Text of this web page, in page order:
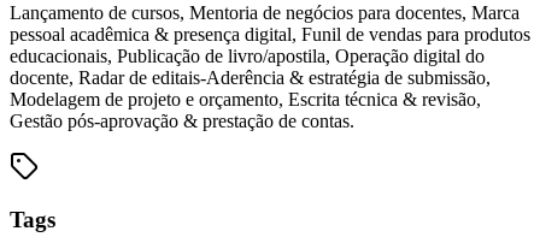
Lançamento de cursos, Mentoria de negócios para docentes, Marca
pessoal acadêmica & presença digital, Funil de vendas para produtos
educacionais, Publicação de livro/apostila, Operação digital do
docente, Radar de editais-Aderência & estratégia de submissão,
Modelagem de projeto e orçamento, Escrita técnica & revisão,
Gestão pós-aprovação & prestação de contas.
Tags